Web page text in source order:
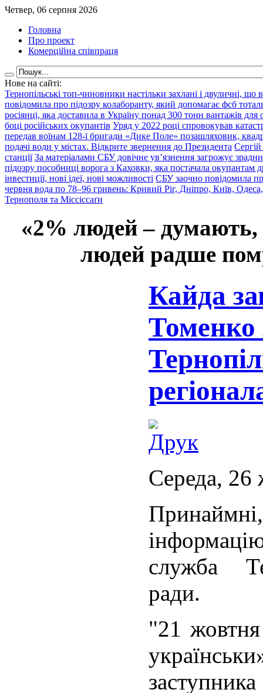
Четвер, 06 серпня 2026
Головна
Про проект
Комерційна співпраця
Нове на сайті:
Тернопільські топ-чиновники настільки захлані і двуличні, що
повідомила про підозру колаборанту, який допомагає фсб
росіянці, яка доставила в Україну понад 300 тонн вантажів для
боці російських окупантів Уряд у 2022 році спровокував
передав воїнам 128-ї бригади «Дике Поле» позашляховик,
подачі води у містах. Відкрите звернення до Президента
станції За матеріалами СБУ довічне ув’язнення загрожує
підозру пособниці ворога з Каховки, яка постачала окупантам
інвестиції, нові ідеї, нові можливості СБУ заочно повідомила
червня вода по 78–96 гривень: Кривий Ріг, Дніпро, Київ,
Тернополя та Міссіссаґи
«2% людей –
людей радше
Кайда
Томенко
Середа, 26
служба
ради.
"21